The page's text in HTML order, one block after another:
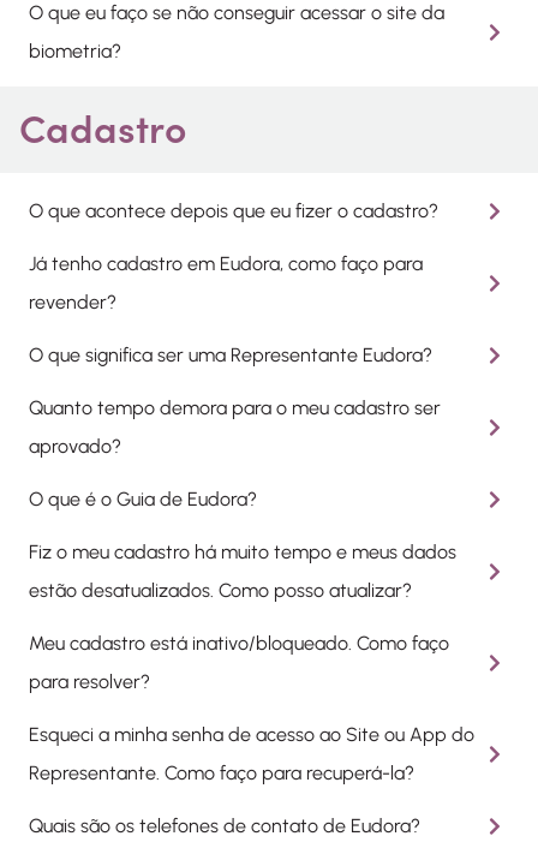
O que eu faço se não conseguir acessar o site da
biometria?
Cadastro
O que acontece depois que eu fizer o cadastro?
Já tenho cadastro em Eudora, como faço para
revender?
O que significa ser uma Representante Eudora?
Quanto tempo demora para o meu cadastro ser
aprovado?
O que é o Guia de Eudora?
Fiz o meu cadastro há muito tempo e meus dados
estão desatualizados. Como posso atualizar?
Meu cadastro está inativo/bloqueado. Como faço
para resolver?
Esqueci a minha senha de acesso ao Site ou App do
Representante. Como faço para recuperá-la?
Quais são os telefones de contato de Eudora?